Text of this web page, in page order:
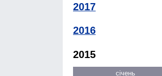
2017
2016
2015
січень